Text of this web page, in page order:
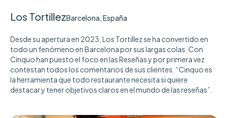
Los TortillezBarcelona, España
Desde su apertura en 2023, Los Tortillez se ha convertido en
todo un fenómeno en Barcelona por sus largas colas. Con
Cinquo han puesto el foco en las Reseñas y por primera vez
contestan todos los comentarios de sus clientes. “Cinquo es
la herramienta que todo restaurante necesita si quiere
destacar y tener objetivos claros en el mundo de las reseñas”.